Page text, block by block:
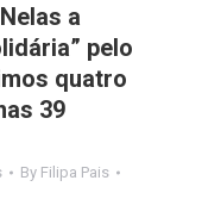
a
pelo
quatro
39
By Filipa Pais